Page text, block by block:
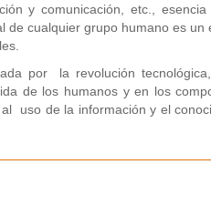
y comunicación, etc.,
de cualquier grupo humano es un
por la revolución
de los humanos y en los
uso de la información y el